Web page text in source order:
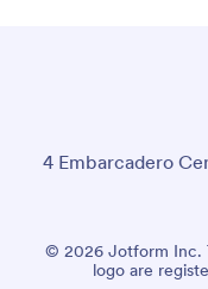
4 Embarcadero
© 2026 Jotform Inc.
logo are